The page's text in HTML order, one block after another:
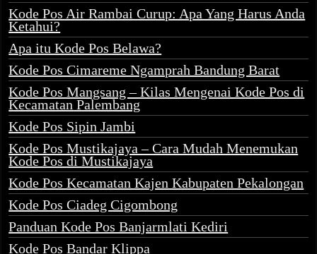
Kode Pos Air Rambai Curup: Apa Yang Harus Anda
Ketahui?
Apa itu Kode Pos Belawa?
Kode Pos Cimareme Ngamprah Bandung Barat
Kode Pos Mangsang – Kilas Mengenai Kode Pos di
Kecamatan Palembang
Kode Pos Sipin Jambi
Kode Pos Mustikajaya – Cara Mudah Menemukan
Kode Pos di Mustikajaya
Kode Pos Kecamatan Kajen Kabupaten Pekalongan
Kode Pos Ciadeg Cigombong
Panduan Kode Pos Banjarmlati Kediri
Kode Pos Bandar Klippa